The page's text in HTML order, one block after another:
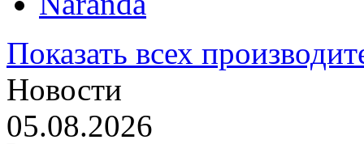
Показать всех
Новости
05.08.2026